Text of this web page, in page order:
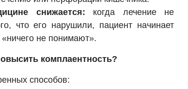
снижается: когда лечение не
что его нарушили, пациент начинает
«ничего не понимают».
комплаентность?
способов: